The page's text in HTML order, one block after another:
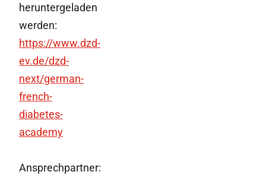
heruntergeladen
werden:
https://www.dzd-
ev.de/dzd-
next/german-
french-
diabetes-
academy
Ansprechpartner: